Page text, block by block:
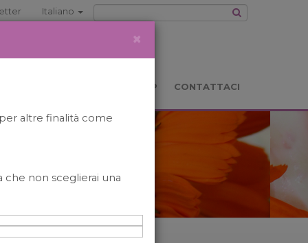
Italiano
BOOKSHOP CONTATTACI
×
altre finalità come
che non sceglierai una